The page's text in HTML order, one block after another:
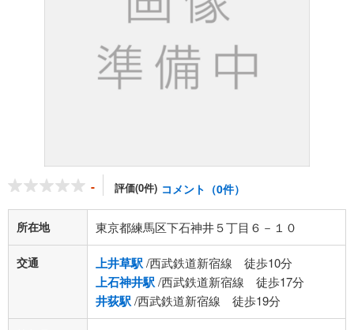
- 評価(0件) コメント（0件）
所在地 東京都練馬区下石神井５丁目６－１０
交通 上井草駅/西武鉄道新宿線 徒歩10分
上石神井駅/西武鉄道新宿線 徒歩17分
井荻駅/西武鉄道新宿線 徒歩19分